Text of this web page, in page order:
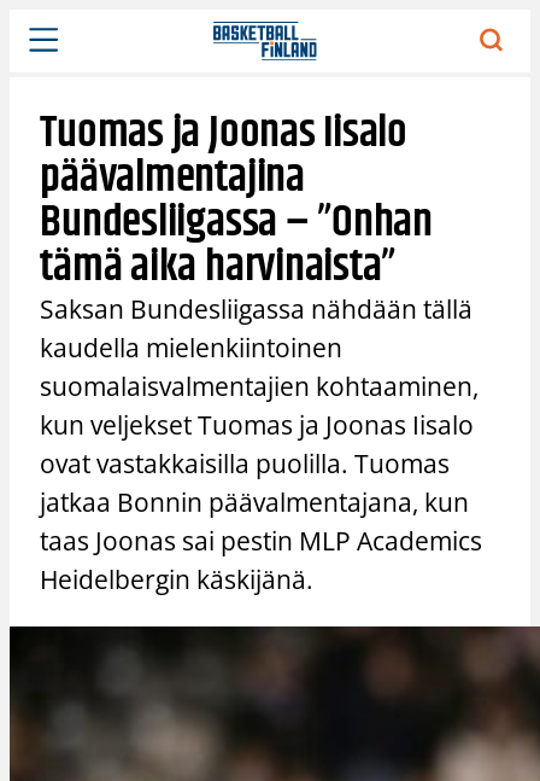
Siirry
sisältöön
Tuomas ja Joonas Iisalo
päävalmentajina
Bundesliigassa – ”Onhan
tämä aika harvinaista”
Saksan Bundesliigassa nähdään tällä
kaudella mielenkiintoinen
suomalaisvalmentajien kohtaaminen,
kun veljekset Tuomas ja Joonas Iisalo
ovat vastakkaisilla puolilla. Tuomas
jatkaa Bonnin päävalmentajana, kun
taas Joonas sai pestin MLP Academics
Heidelbergin käskijänä.